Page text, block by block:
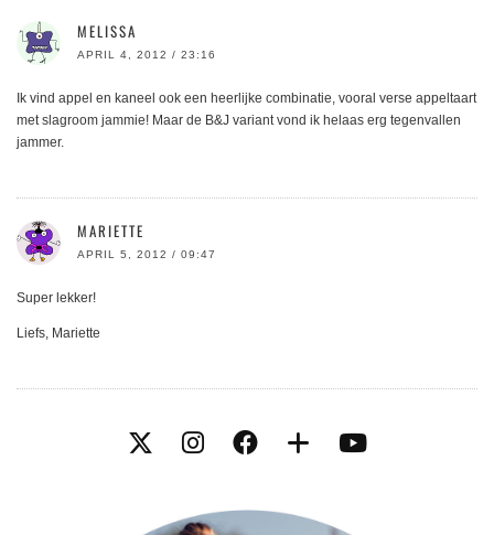
MELISSA
APRIL 4, 2012 / 23:16
Ik vind appel en kaneel ook een heerlijke combinatie, vooral verse appeltaart
met slagroom jammie! Maar de B&J variant vond ik helaas erg tegenvallen
jammer.
MARIETTE
APRIL 5, 2012 / 09:47
Super lekker!
Liefs, Mariette